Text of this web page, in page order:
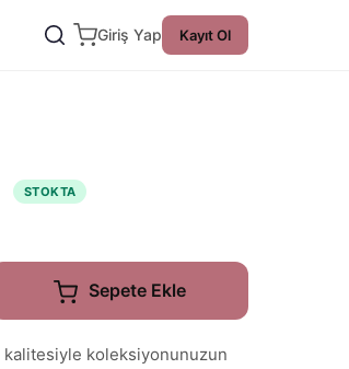
Giriş Yap Kayıt Ol
STOKTA
Sepete Ekle
kalitesiyle koleksiyonunuzun